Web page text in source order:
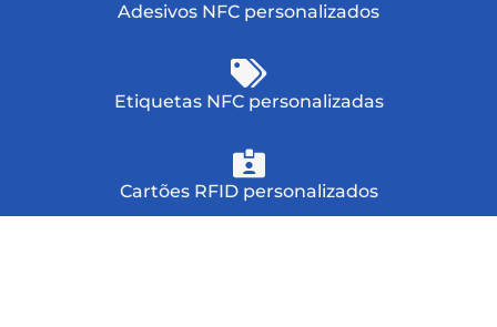
Adesivos NFC personalizados
Etiquetas NFC personalizadas
Cartões RFID personalizados